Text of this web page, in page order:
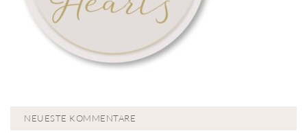
NEUESTE KOMMENTARE